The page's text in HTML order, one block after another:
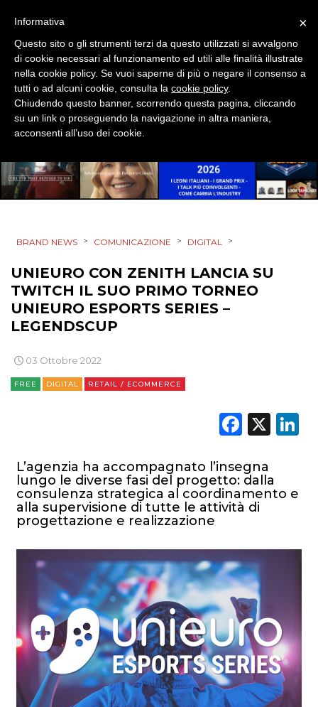
NORMATIVE
TREND
CASE HISTORY
OPINIONI
BRAND NEWS > COMUNICAZIONE > DIGITAL >
UNIEURO CON ZENITH LANCIA SU
TWITCH IL SUO PRIMO TORNEO
UNIEURO ESPORTS SERIES –
LEGENDSCUP
03 Ottobre 2022
FREE DIGITAL RETAIL / ECOMMERCE
X
L’agenzia ha accompagnato l’insegna
lungo le diverse fasi del progetto: dalla
consulenza strategica al coordinamento e
alla supervisione di tutte le attività di
progettazione e realizzazione
×
Informativa
Questo sito o gli strumenti terzi da questo utilizzati si avvalgono
di cookie necessari al funzionamento ed utili alle finalità illustrate
nella cookie policy. Se vuoi saperne di più o negare il consenso a
tutti o ad alcuni cookie, consulta la cookie policy.
Chiudendo questo banner, scorrendo questa pagina, cliccando
su un link o proseguendo la navigazione in altra maniera,
acconsenti all’uso dei cookie.